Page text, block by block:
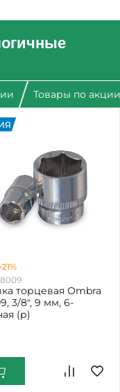
Товары по акции
торцевая Ombra
3/8", 9 мм, 6-
(р)